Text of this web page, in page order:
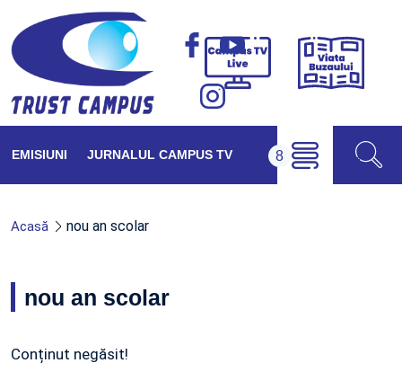
Campus
Viața
EMISIUNI JURNALUL CAMPUS TV
Acasă nou an scolar
nou an scolar
Conținut negăsit!